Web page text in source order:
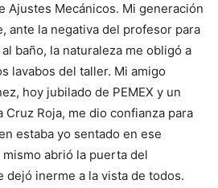
Ajustes Mecánicos. Mi generación
ante la negativa del profesor para
baño, la naturaleza me obligó a
lavabos del taller. Mi amigo
hoy jubilado de PEMEX y un
Roja, me dio confianza para
estaba yo sentado en ese
abrió la puerta del
dejó inerme a la vista de todos.